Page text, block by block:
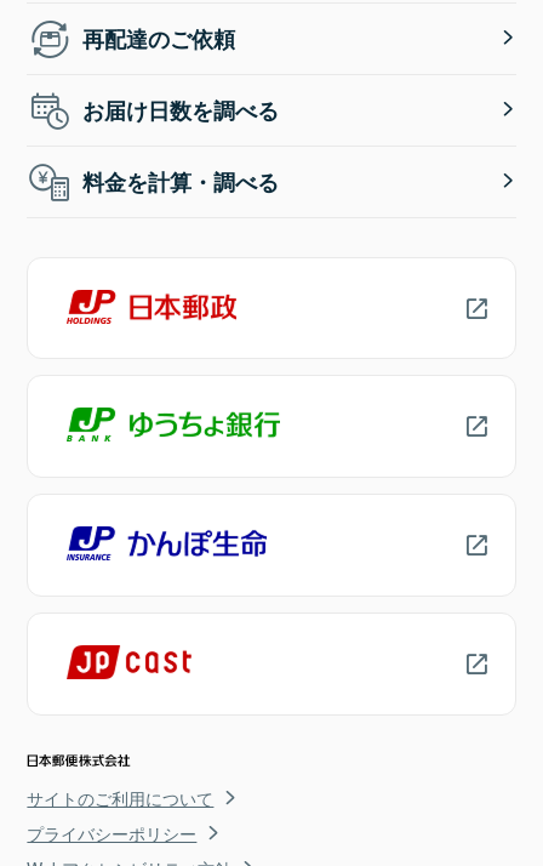
再配達のご依頼
お届け日数を調べる
料金を計算・調べる
サイトのご利用について
プライバシーポリシー